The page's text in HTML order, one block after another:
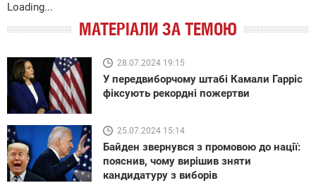
Loading...
МАТЕРІАЛИ ЗА ТЕМОЮ
28.07.2024 19:15
У передвиборчому штабі Камали Гарріс
фіксують рекордні пожертви
25.07.2024 15:14
Байден звернувся з промовою до нації:
пояснив, чому вирішив зняти
кандидатуру з виборів